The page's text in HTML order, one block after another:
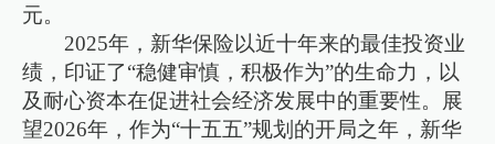
元。
2025年，新华保险以近十年来的最佳投资业
绩，印证了“稳健审慎，积极作为”的生命力，以
及耐心资本在促进社会经济发展中的重要性。展
望2026年，作为“十五五”规划的开局之年，新华